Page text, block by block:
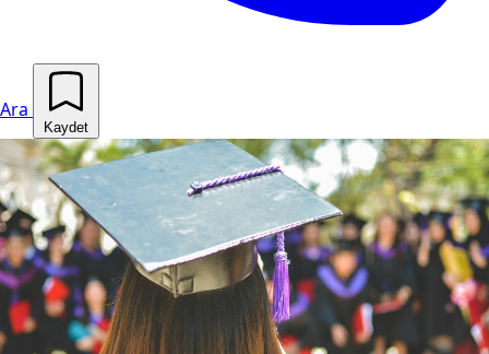
Ara
Kaydet